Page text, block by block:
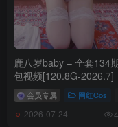
003.Aery Tiefling –
002.Aery Tiefling –
001.Aery Tiefling – Ai
鹿八岁baby – 全套134
包视频[120.8G-2026.7]
会员专属 网红Cos
2026-07-24